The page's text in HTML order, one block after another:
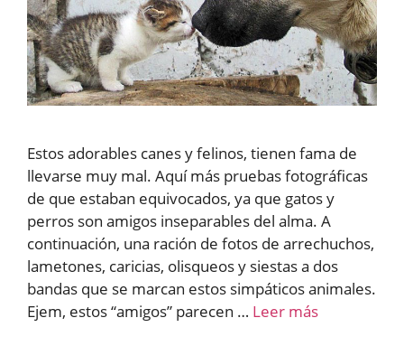
Estos adorables canes y felinos, tienen fama de
llevarse muy mal. Aquí más pruebas fotográficas
de que estaban equivocados, ya que gatos y
perros son amigos inseparables del alma. A
continuación, una ración de fotos de arrechuchos,
lametones, caricias, olisqueos y siestas a dos
bandas que se marcan estos simpáticos animales.
Ejem, estos “amigos” parecen … Leer más